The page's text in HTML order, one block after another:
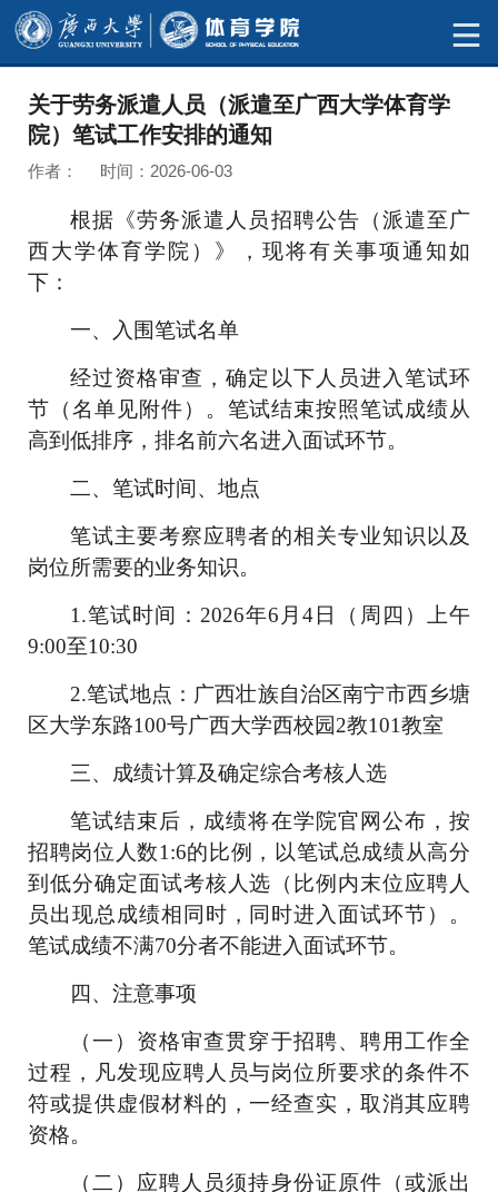
关于劳务派遣人员（派遣至广西大学体育学
院）笔试工作安排的通知
作者： 时间：2026-06-03
根据《劳务派遣人员招聘公告（派遣至广
西大学体育学院） 》，现将有关事项通知如
下：
一、入围笔试名单
经过资格审查，确定 以下人员进入笔试环
节（名单见附件）。笔试结束按照笔试成绩从
高到低排序，排名前六名进入面试环节。
二、笔试时间、地点
笔试主要考察应聘者的相关专业知识以及
岗位所需要的业务知识。
1.笔试时间：2026年6月4日（周四）上午
9:00至10:30
2.笔试地点：广西壮族自治区南宁市西乡塘
区大学东路100号广西大学西校园2教101教室
三、成绩计算及确定综合考核人选
笔试结束后， 成绩将在学院官网公布，按
招聘岗位人数1:6的比例，以笔试总成绩从高分
到低分确定面试考核人选（比例内末位应聘人
员出现总成绩相同时， 同时进入面试环节）。
笔试成绩不满70分者不能进入面试环节。
四、注意事项
（一）资格审查贯穿于招聘、聘用工作全
过程，凡发现应聘人员与岗位所要求的条件不
符或提供虚假材料的，一经查实，取消其应聘
资格。
（二）应聘人员须持身份证原件（或派出